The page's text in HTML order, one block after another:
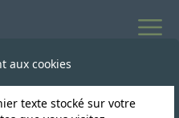
aux cookies
texte stocké sur votre